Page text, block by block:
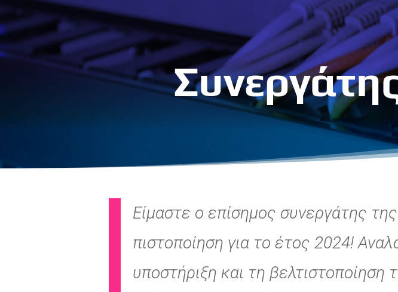
Είμαστε ο επίσημος συνεργάτης
πιστοποίηση για το έτος 2024!
υποστήριξη και τη